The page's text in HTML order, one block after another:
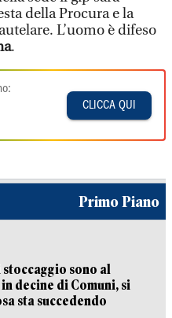
della Procura e la
L’uomo è difeso
.
CLICCA QUI
Primo Piano
sono al
decine di Comuni, si
sta succedendo